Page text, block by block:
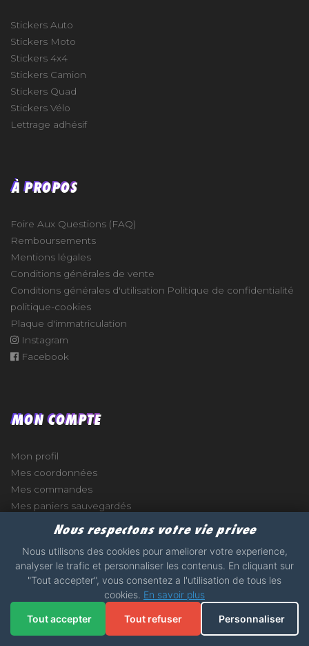
Stickers Auto
Stickers Moto
Stickers 4x4
Stickers Camion
Stickers Quad
Stickers Vélo
Lettrage adhésif
À PROPOS
Foire Aux Questions (FAQ)
Remboursements
Mentions légales
Conditions générales de vente
Conditions générales d'utilisation Politique de confidentialité
politique-cookies
Plaque d'immatriculation
Instagram
Facebook
MON COMPTE
Mon profil
Mes coordonnées
Mes commandes
Mes paniers sauvegardés
2017 - 2026 - STICKERS-GARAGE.COM - MADE WITH
Nous respectons votre vie privee
Nous utilisons des cookies pour ameliorer votre experience,
analyser le trafic et personnaliser les contenus. En cliquant sur
"Tout accepter", vous consentez a l'utilisation de tous les
cookies. En savoir plus
Tout accepter Tout refuser Personnaliser